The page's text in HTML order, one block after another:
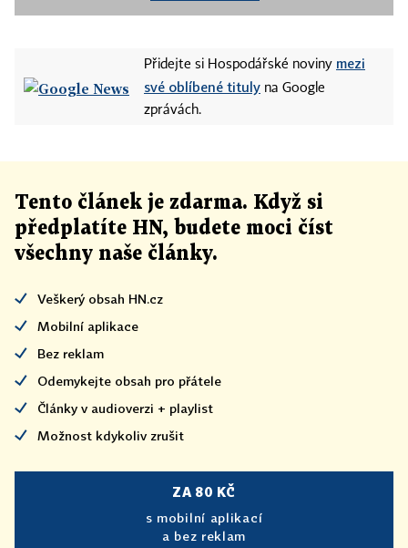
Přidejte si Hospodářské noviny mezi
své oblíbené tituly na Google
zprávách.
Tento článek je zdarma. Když si
předplatíte HN, budete moci číst
všechny naše články.
Veškerý obsah HN.cz
Mobilní aplikace
Bez reklam
Odemykejte obsah pro přátele
Články v audioverzi + playlist
Možnost kdykoliv zrušit
ZA 80 KČ
s mobilní aplikací
a bez reklam